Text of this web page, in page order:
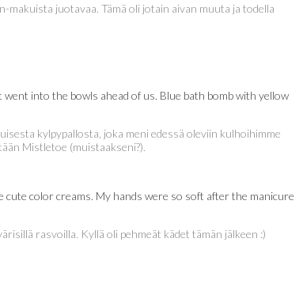
juotavaa. Tämä oli jotain aivan muuta ja todella
into the bowls ahead of us. Blue bath bomb with yellow
kylpypallosta, joka meni edessä oleviin kulhoihimme
Mistletoe (muistaakseni?).
color creams. My hands were so soft after the manicure
rasvoilla. Kyllä oli pehmeät kädet tämän jälkeen :)